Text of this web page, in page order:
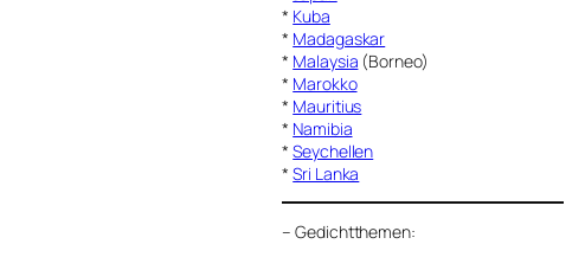
* Kuba
* Madagaskar
* Malaysia (Borneo)
* Marokko
* Mauritius
* Namibia
*Seychellen
*Sri Lanka
–Gedichtthemen: